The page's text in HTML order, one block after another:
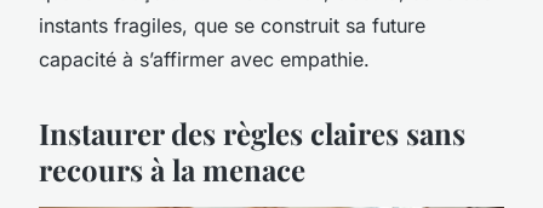
instants fragiles, que se construit sa future
capacité à s’affirmer avec empathie.
Instaurer des règles claires sans
recours à la menace